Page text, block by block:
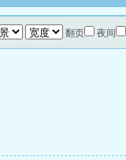
翻页 夜间